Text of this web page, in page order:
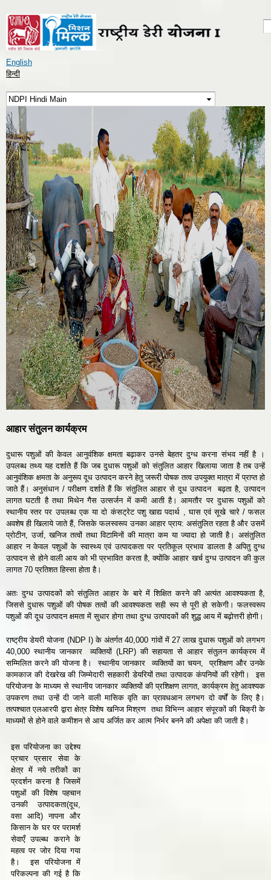
content
English
हिन्दी
आहार संतुलन कार्यक्रम
दुधारू पशुओं की केवल आनुवंशिक क्षमता बढ़ाकर उनसे बेहतर दुग्ध करना संभव नहीं है ।
उपलब्ध तथ्य यह दर्शाते हैं कि जब दुधारू पशुओं को संतुलित आहार खिलाया जाता है तब उन्हें
आनुवंशिक क्षमता के अनुरूप दूध उत्पादन करने हेतु जरूरी पोषक तत्व उपयुक्त मात्रा में प्राप्त हो
जाते हैं। अनुसंधान / परीक्षण दर्शाते हैं कि संतुलित आहार से दूध उत्पादन बढ़ता है, उत्पादन
लागत घटती है तथा मिथेन गैस उत्सर्जन में कमी आती है। आमतौर पर दुधारू पशुओं को
स्थानीय स्तर पर उपलब्ध एक या दो कंसट्रेट पशु खाद्य पदार्थ , घास एवं सूखे चारे / फसल
अवशेष ही खिलाये जाते हैं, जिसके फलस्वरूप उनका आहार प्राय: असंतुलित रहता है और उसमें
प्रोटीन, उर्जा, खनिज तत्वों तथा विटामिनों की मात्रा कम या ज्यादा हो जाती है। असंतुलित
आहार न केवल पशुओं के स्वास्थ्य एवं उत्पादकता पर प्रतिकूल प्रभाव डालता है अपितु दुग्ध
उत्पादन से होने वाली आय को भी प्रभावित करता है, क्योंकि आहार खर्च दुग्ध उत्पादन की कुल
लागत 70 प्रतिशत हिस्सा होता है।
अतः दुग्ध उत्पादकों को संतुलित आहार के बारे में शिक्षित करने की अत्यंत आवश्यकता है,
जिससे दुधारू पशुओं की पोषक तत्वों की आवश्यकता सही रूप से पूरी हो सकेगी। फलस्वरूप
पशुओं की दूध उत्पादन क्षमता में सुधार होगा तथा दुग्ध उत्पादकों की शुद्ध आय में बढ़ोत्तरी होगी।
राष्ट्रीय डेयरी योजना (NDP I) के अंतर्गत 40,000 गांवों में 27 लाख दुधारू पशुओं को लगभग
40,000 स्थानीय जानकार व्यक्तियों (LRP) की सहायता से आहार संतुलन कार्यक्रम में
सम्मिलित करने की योजना है। स्थानीय जानकार व्यक्तियों का चयन, प्रशिक्षण और उनके
कामकाज की देखरेख की जिम्मेदारी सहकारी डेयरियों तथा उत्पादक कंपनियों की रहेगी। इस
परियोजना के माध्यम से स्थानीय जानकार व्यक्तियों की प्रशिक्षण लागत, कार्यक्रम हेतु आवश्यक
उपकरण तथा उन्हें दी जाने वाली मासिक वृति का प्रावधआन लगभग दो वर्षों के लिए है।
तत्पश्चात एलआरपी द्वारा क्षेत्र विशेष खनिज मिश्रण तथा विभिन्न आहार संपूरकों की बिक्री के
माध्यमों से होने वाले कमीशन से आय अर्जित कर आत्म निर्भर बनने की अपेक्षा की जाती है।
इस परियोजना का उद्देश्य
प्रचार प्रसार सेवा के
क्षेत्र में नये तरीकों का
प्रदर्शन करना है जिसमें
पशुओं की विशेष पहचान
उनकी उत्पादकता(दूध,
वसा आदि) नापना और
किसान के घर पर परामर्श
सेवाएँ उपल्ब्ध कराने के
महत्व पर जोर दिया गया
है। इस परियोजना में
परिकल्पना की गई है कि